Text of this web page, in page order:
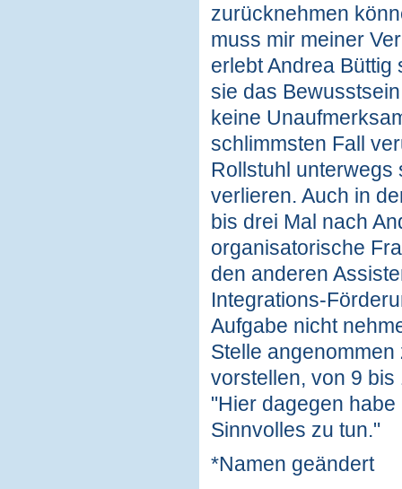
zurücknehmen
muss mir meiner
erlebt Andrea
sie das
keine
schlimmsten Fall
Rollstuhl unterwegs
verlieren. Auch in
bis drei Mal nach
organisatorische
den anderen
Integrations-
Aufgabe nicht
Stelle
vorstellen, von 9
"Hier dagegen
Sinnvolles zu tun."
*Namen geändert